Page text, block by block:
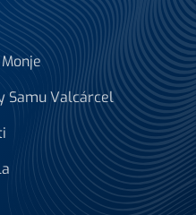
Samu Valcárcel